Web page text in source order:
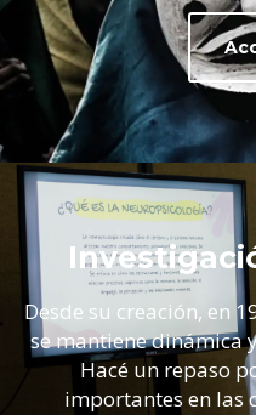
Desde su creación, en
se mantiene dinámica
Hacé un repaso
importantes en las